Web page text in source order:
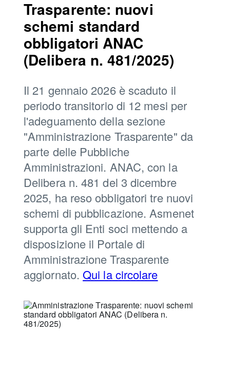
Trasparente: nuovi
schemi standard
obbligatori ANAC
(Delibera n. 481/2025)
Il 21 gennaio 2026 è scaduto il
periodo transitorio di 12 mesi per
l'adeguamento della sezione
"Amministrazione Trasparente" da
parte delle Pubbliche
Amministrazioni. ANAC, con la
Delibera n. 481 del 3 dicembre
2025, ha reso obbligatori tre nuovi
schemi di pubblicazione. Asmenet
supporta gli Enti soci mettendo a
disposizione il Portale di
Amministrazione Trasparente
aggiornato.Qui la circolare